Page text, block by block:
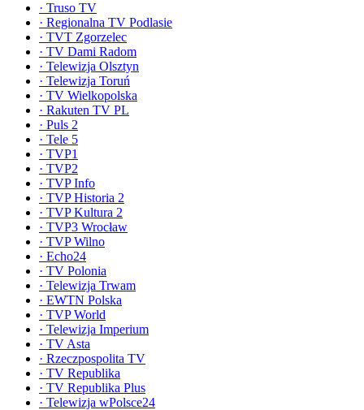
· Truso TV
· Regionalna TV Podlasie
· TVT Zgorzelec
· TV Dami Radom
· Telewizja Olsztyn
· Telewizja Toruń
· TV Wielkopolska
· Rakuten TV PL
· Puls 2
· Tele 5
· TVP1
· TVP2
· TVP Info
· TVP Historia 2
· TVP Kultura 2
· TVP3 Wrocław
· TVP Wilno
· Echo24
· TV Polonia
· Telewizja Trwam
· EWTN Polska
· TVP World
· Telewizja Imperium
· TV Asta
· Rzeczpospolita TV
· TV Republika
· TV Republika Plus
· Telewizja wPolsce24